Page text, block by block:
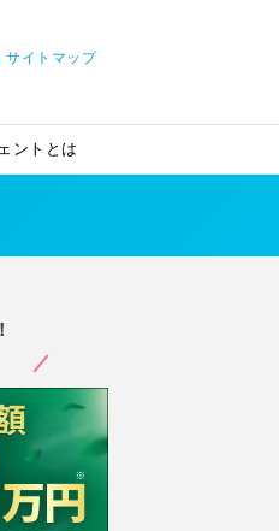
サイトマップ
ントとは